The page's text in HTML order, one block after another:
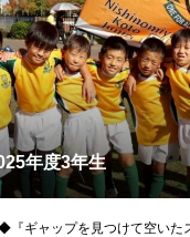
年度3年生
ギャップを見つけて空いた